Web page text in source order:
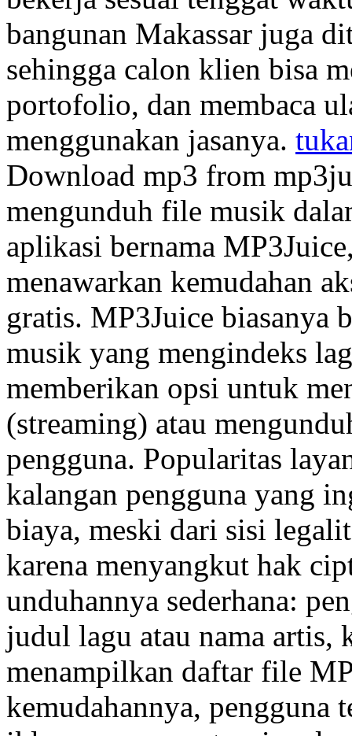
bangunan Makassar juga
sehingga calon klien bisa
portofolio, dan membaca
menggunakan jasanya.
Download mp3 from
mengunduh file musik
aplikasi bernama
menawarkan kemudahan
gratis. MP3Juice biasanya
musik yang mengindeks
memberikan opsi untuk
(streaming) atau
pengguna. Popularitas
kalangan pengguna yang
biaya, meski dari sisi
karena menyangkut hak
unduhannya sederhana:
judul lagu atau nama artis,
menampilkan daftar file
kemudahannya, pengguna